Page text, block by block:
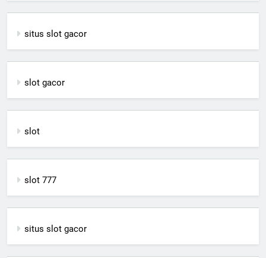
situs slot gacor
slot gacor
slot
slot 777
situs slot gacor